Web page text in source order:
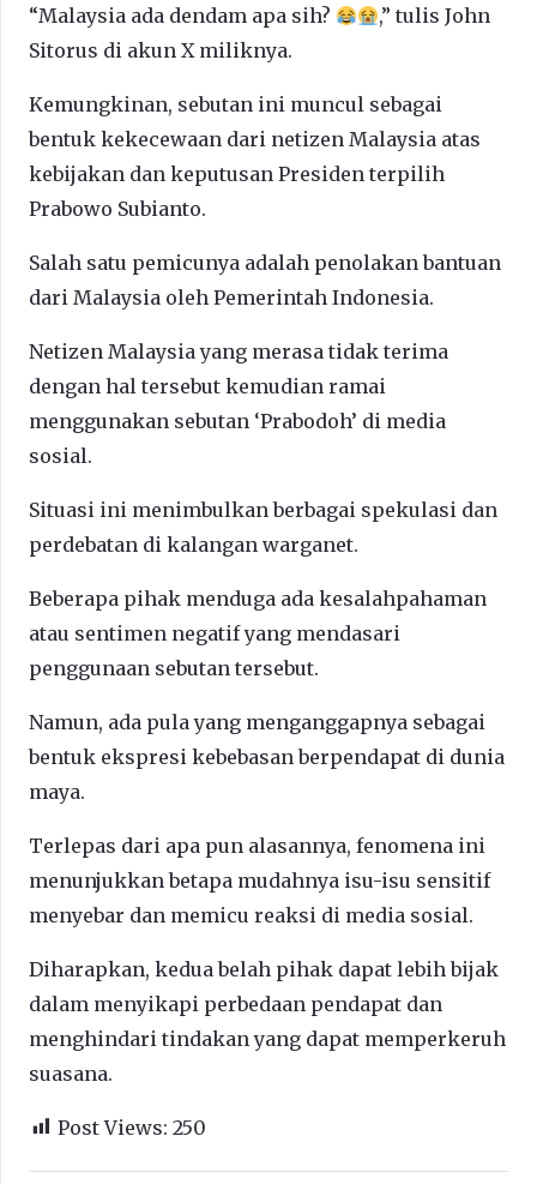
“Malaysia ada dendam apa sih?
,” tulis John
Sitorus di akun X miliknya.
Kemungkinan, sebutan ini muncul sebagai
bentuk kekecewaan dari netizen Malaysia atas
kebijakan dan keputusan Presiden terpilih
Prabowo Subianto.
Salah satu pemicunya adalah penolakan bantuan
dari Malaysia oleh Pemerintah Indonesia.
Netizen Malaysia yang merasa tidak terima
dengan hal tersebut kemudian ramai
menggunakan sebutan ‘Prabodoh’ di media
sosial.
Situasi ini menimbulkan berbagai spekulasi dan
perdebatan di kalangan warganet.
Beberapa pihak menduga ada kesalahpahaman
atau sentimen negatif yang mendasari
penggunaan sebutan tersebut.
Namun, ada pula yang menganggapnya sebagai
bentuk ekspresi kebebasan berpendapat di dunia
maya.
Terlepas dari apa pun alasannya, fenomena ini
menunjukkan betapa mudahnya isu-isu sensitif
menyebar dan memicu reaksi di media sosial.
Diharapkan, kedua belah pihak dapat lebih bijak
dalam menyikapi perbedaan pendapat dan
menghindari tindakan yang dapat memperkeruh
suasana.
Post Views: 250